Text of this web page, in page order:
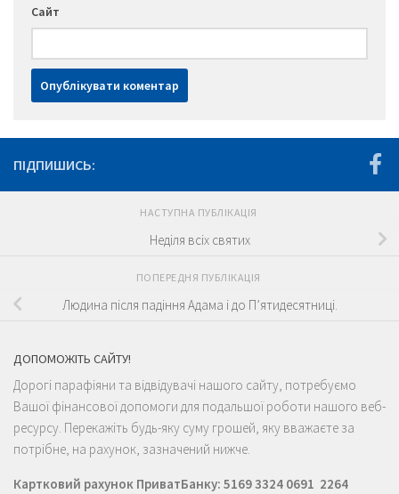
Сайт
ПІДПИШИСЬ:
НАСТУПНА ПУБЛІКАЦІЯ
Неділя всіх святих
ПОПЕРЕДНЯ ПУБЛІКАЦІЯ
Людина після падіння Адама і до П’ятидесятниці.
ДОПОМОЖІТЬ САЙТУ!
Дорогі парафіяни та відвідувачі нашого сайту, потребуємо
Вашої фінансової допомоги для подальшої роботи нашого веб-
ресурсу. Перекажіть будь-яку суму грошей, яку вважаєте за
потрібне, на рахунок, зазначений нижче.
Картковий рахунок ПриватБанку: 5169 3324 0691 2264